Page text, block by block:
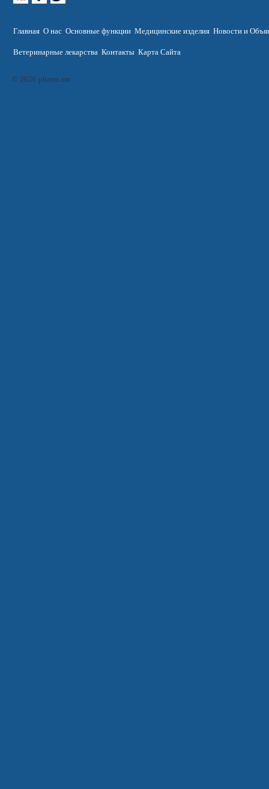
Главная О нас Основные функции Медицинские изделия Новости и
Ветеринарные лекарства Контакты Карта Сайта
© 2026 pharm.am